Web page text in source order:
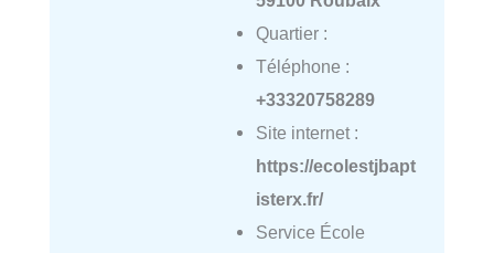
Quartier :
Téléphone :
+33320758289
Site internet :
https://ecolestjbapt
isterx.fr/
Service École